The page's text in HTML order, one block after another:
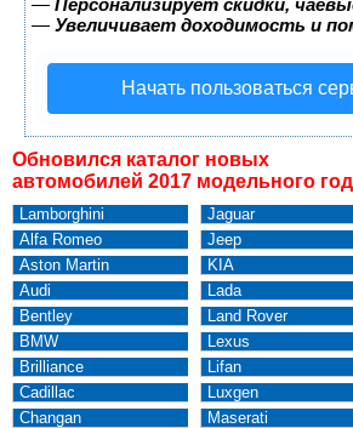
— Персонализирует скидки,
— Увеличивает доходимость и
Начать пользоваться
Обновился каталог новых
автомобилей 2017 модельного
Lamborghini
Alfa Romeo
Aston Martin
Audi
Bentley
BMW
Brilliance
Cadillac
Changan
Jaguar
Jeep
KIA
Lada
Land Rover
Lexus
Lifan
Luxgen
Maserati